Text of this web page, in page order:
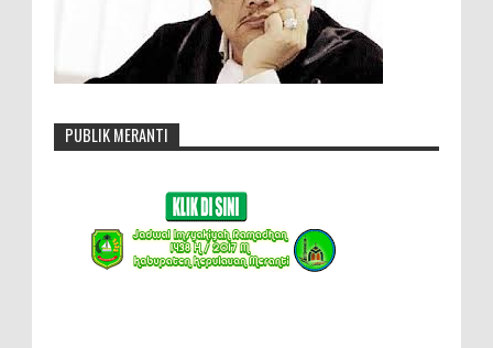
PUBLIK MERANTI